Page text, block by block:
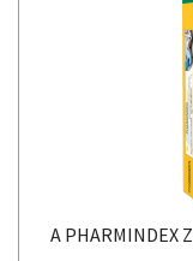
A PHARMINDEX